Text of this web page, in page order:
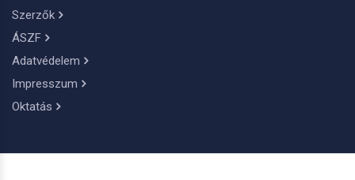
Szerzők
ÁSZF
Adatvédelem
Impresszum
Oktatás